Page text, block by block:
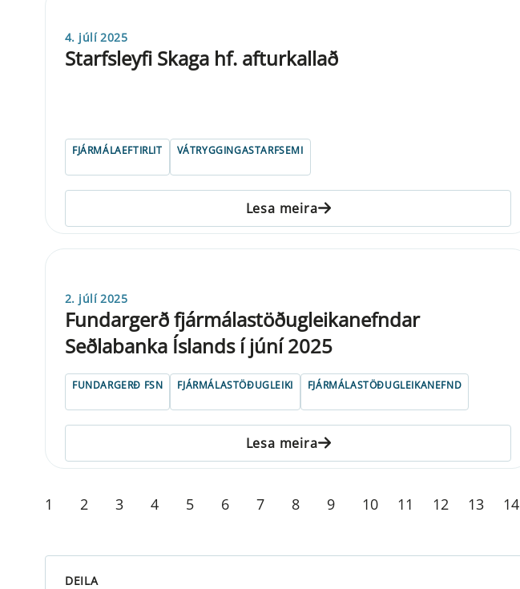
4. júlí 2025
Starfsleyfi Skaga hf. afturkallað
FJÁRMÁLAEFTIRLIT VÁTRYGGINGASTARFSEMI
Lesa meira
2. júlí 2025
Fundargerð fjármálastöðugleikanefndar
Seðlabanka Íslands í júní 2025
FUNDARGERÐ FSN FJÁRMÁLASTÖÐUGLEIKI FJÁRMÁLASTÖÐUGLEIKANEFND
Lesa meira
1 2 3 4 5 6 7 8 9 10 11 12 13 14
DEILA